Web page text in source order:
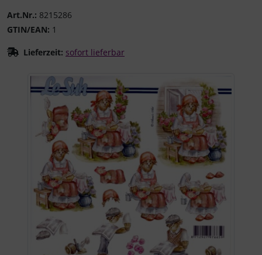
Art.Nr.: 8215286
GTIN/EAN: 1
Lieferzeit: sofort lieferbar
Wenn mehr als ein Produktbild existiert, können Sie die